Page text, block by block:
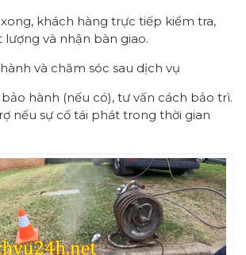
khách hàng trực tiếp kiểm tra,
và nhận bàn giao.
và chăm sóc sau dịch vụ
hành (nếu có), tư vấn cách bảo trì.
nếu sự cố tái phát trong thời gian